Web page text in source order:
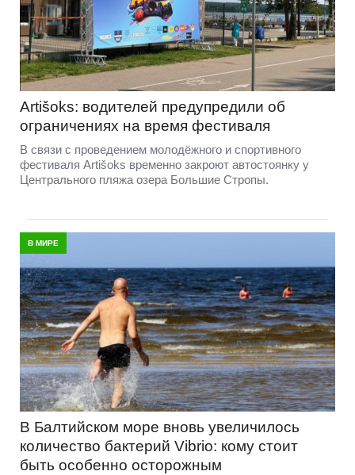
Artišoks: водителей предупредили об
ограничениях на время фестиваля
В связи с проведением молодёжного и спортивного
фестиваля Artišoks временно закроют автостоянку у
Центрального пляжа озера Большие Стропы.
В МИРЕ
В Балтийском море вновь увеличилось
количество бактерий Vibrio: кому стоит
быть особенно осторожным